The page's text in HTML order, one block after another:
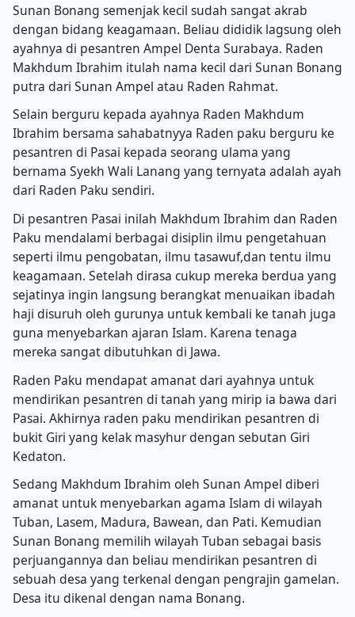
Sunan Bonang semenjak kecil sudah sangat akrab
dengan bidang keagamaan. Beliau dididik lagsung oleh
ayahnya di pesantren Ampel Denta Surabaya. Raden
Makhdum Ibrahim itulah nama kecil dari Sunan Bonang
putra dari Sunan Ampel atau Raden Rahmat.
Selain berguru kepada ayahnya Raden Makhdum
Ibrahim bersama sahabatnyya Raden paku berguru ke
pesantren di Pasai kepada seorang ulama yang
bernama Syekh Wali Lanang yang ternyata adalah ayah
dari Raden Paku sendiri.
Di pesantren Pasai inilah Makhdum Ibrahim dan Raden
Paku mendalami berbagai disiplin ilmu pengetahuan
seperti ilmu pengobatan, ilmu tasawuf,dan tentu ilmu
keagamaan. Setelah dirasa cukup mereka berdua yang
sejatinya ingin langsung berangkat menuaikan ibadah
haji disuruh oleh gurunya untuk kembali ke tanah juga
guna menyebarkan ajaran Islam. Karena tenaga
mereka sangat dibutuhkan di Jawa.
Raden Paku mendapat amanat dari ayahnya untuk
mendirikan pesantren di tanah yang mirip ia bawa dari
Pasai. Akhirnya raden paku mendirikan pesantren di
bukit Giri yang kelak masyhur dengan sebutan Giri
Kedaton.
Sedang Makhdum Ibrahim oleh Sunan Ampel diberi
amanat untuk menyebarkan agama Islam di wilayah
Tuban, Lasem, Madura, Bawean, dan Pati. Kemudian
Sunan Bonang memilih wilayah Tuban sebagai basis
perjuangannya dan beliau mendirikan pesantren di
sebuah desa yang terkenal dengan pengrajin gamelan.
Desa itu dikenal dengan nama Bonang.